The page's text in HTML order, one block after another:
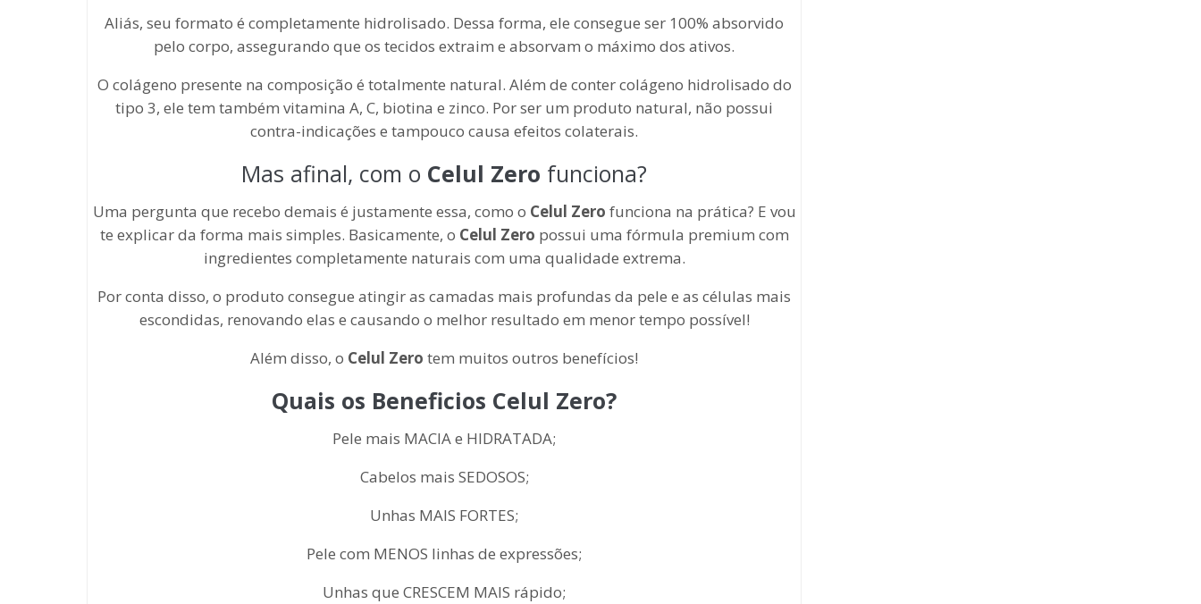
Aliás, seu formato é completamente hidrolisado. Dessa forma, ele consegue ser 100% absorvido
pelo corpo, assegurando que os tecidos extraim e absorvam o máximo dos ativos.
O colágeno presente na composição é totalmente natural. Além de conter colágeno hidrolisado do
tipo 3, ele tem também vitamina A, C, biotina e zinco. Por ser um produto natural, não possui
contra-indicações e tampouco causa efeitos colaterais.
Mas afinal, com o Celul Zero funciona?
Uma pergunta que recebo demais é justamente essa, como o Celul Zero funciona na prática? E vou
te explicar da forma mais simples. Basicamente, o Celul Zero possui uma fórmula premium com
ingredientes completamente naturais com uma qualidade extrema.
Por conta disso, o produto consegue atingir as camadas mais profundas da pele e as células mais
escondidas, renovando elas e causando o melhor resultado em menor tempo possível!
Além disso, o Celul Zero tem muitos outros benefícios!
Quais os Beneficios Celul Zero?
Pele mais MACIA e HIDRATADA;
Cabelos mais SEDOSOS;
Unhas MAIS FORTES;
Pele com MENOS linhas de expressões;
Unhas que CRESCEM MAIS rápido;